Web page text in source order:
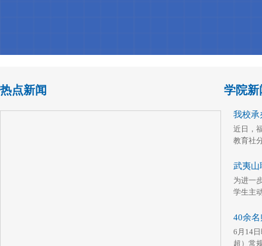
学院新
我校承
近日，
教育社
武夷山
为进一
学生主
40余
6月14
超）常
热点新闻